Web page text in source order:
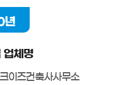
년
업체명
이즈건축사사무소